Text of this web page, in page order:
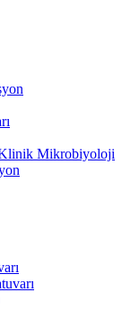
Klinik Mikrobiyoloji